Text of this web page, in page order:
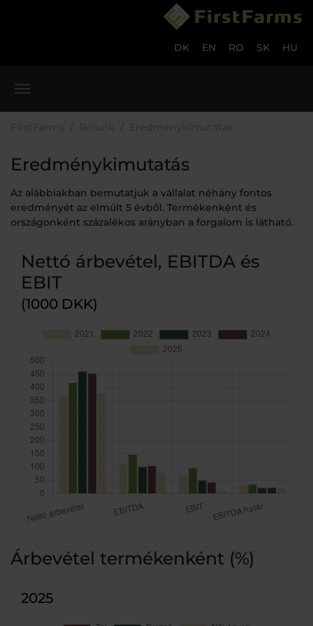
DK EN RO SK HU
FirstFarms Rólunk Eredménykimutatás
Eredménykimutatás
Az alábbiakban bemutatjuk a vállalat néhány fontos
eredményét az elmúlt 5 évből. Termékenként és
országonként százalékos arányban a forgalom is látható.
Nettó árbevétel, EBITDA és
EBIT
(1000 DKK)
Árbevétel termékenként (%)
2025